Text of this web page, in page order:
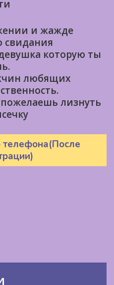
и жажде
свидания
которую ты
любящих
лизнуть
телефона(После